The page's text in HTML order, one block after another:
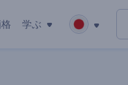
学ぶ